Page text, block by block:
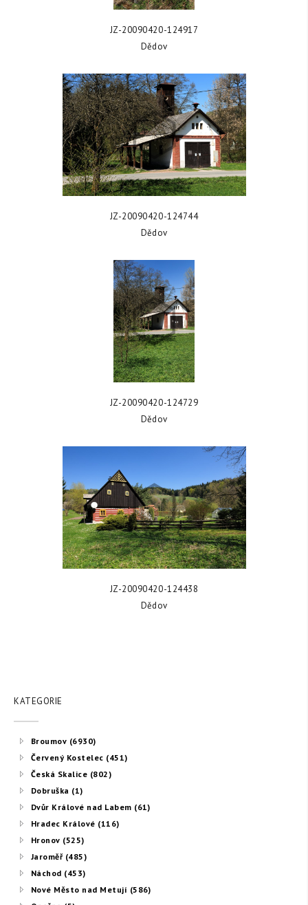
ZOBRAZIT FOTKU
JZ-20090420-124917
Dědov
ZOBRAZIT FOTKU
JZ-20090420-124744
Dědov
ZOBRAZIT FOTKU
JZ-20090420-124729
Dědov
ZOBRAZIT FOTKU
JZ-20090420-124438
Dědov
KATEGORIE
Broumov (6930)
Červený Kostelec (451)
Česká Skalice (802)
Dobruška (1)
Dvůr Králové nad Labem (61)
Hradec Králové (116)
Hronov (525)
Jaroměř (485)
Náchod (453)
Nové Město nad Metují (586)